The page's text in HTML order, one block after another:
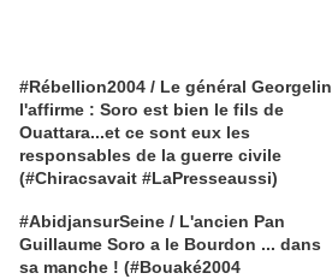
#Rébellion2004 / Le général Georgelin
l'affirme : Soro est bien le fils de
Ouattara...et ce sont eux les
responsables de la guerre civile
(#Chiracsavait #LaPresseaussi)
#AbidjansurSeine / L'ancien Pan
Guillaume Soro a le Bourdon ... dans
sa manche ! (#Bouaké2004